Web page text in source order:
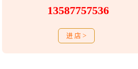
13587757536
进 店 >